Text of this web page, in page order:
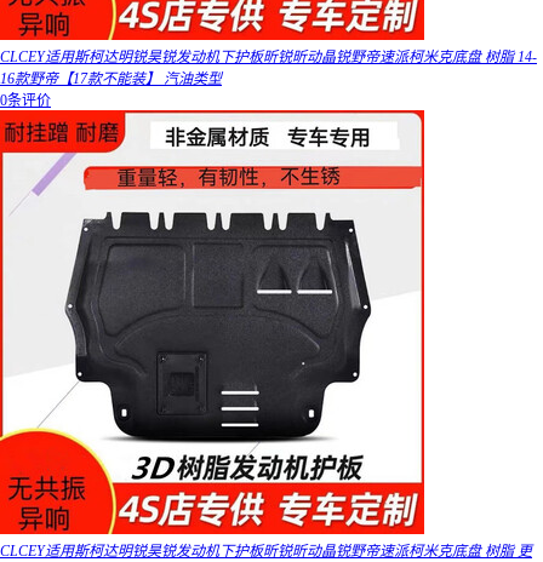
CLCEY适用斯柯达明锐昊锐发动机下护板昕锐昕动晶锐野帝速派柯米克底盘 树脂 14-
16款野帝【17款不能装】 汽油类型
0条评价
CLCEY适用斯柯达明锐昊锐发动机下护板昕锐昕动晶锐野帝速派柯米克底盘 树脂 更